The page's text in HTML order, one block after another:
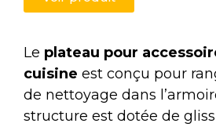
Le plateau pour
cuisine est conçu pour
de nettoyage dans
structure est dotée de